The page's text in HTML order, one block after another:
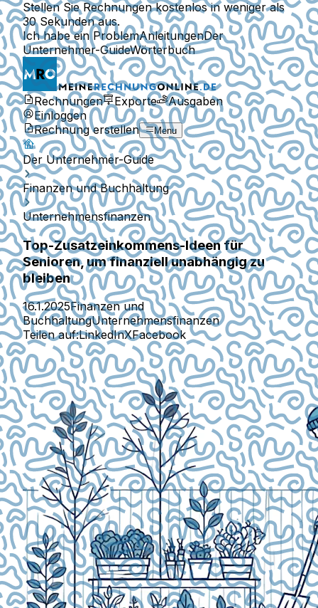
Stellen Sie Rechnungen kostenlos in weniger als
30 Sekunden aus.
Ich habe ein ProblemAnleitungenDer
Unternehmer-GuideWörterbuch
Rechnungen Exporte
Ausgaben
Einloggen
Rechnung erstellen
Menu
Der Unternehmer-Guide
Finanzen und Buchhaltung
Unternehmensfinanzen
Top-Zusatzeinkommens-Ideen für
Senioren, um finanziell unabhängig zu
bleiben
16.1.2025Finanzen und
BuchhaltungUnternehmensfinanzen
Teilen auf:LinkedInXFacebook